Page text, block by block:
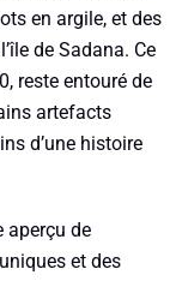
en argile, et des
de Sadana. Ce
reste entouré de
artefacts
d’une histoire
aperçu de
et des